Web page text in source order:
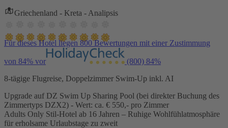
Griechenland - Kreta - Analipsis
Für dieses Hotel liegen 800 Bewertungen mit einer Zustimmung
von 84% vor (800) 84%
8-tägige Flugreise, Doppelzimmer Swim-Up inkl. AI
Upgrade auf DZ Swim Up Sharing Pool (bei direkter Buchung des
Zimmertyps DZX2) - Wert: ca. € 550,- pro Zimmer
Adults Only Stil-Hotel ab 16 Jahren – Ruhige Wohlfühlatmosphäre
für erholsame Urlaubstage zu zweit